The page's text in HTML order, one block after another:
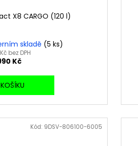
X8 CARGO (120 l)
skladě (5 ks)
bez DPH
Kč
Kód: 9DSV-806100-6005